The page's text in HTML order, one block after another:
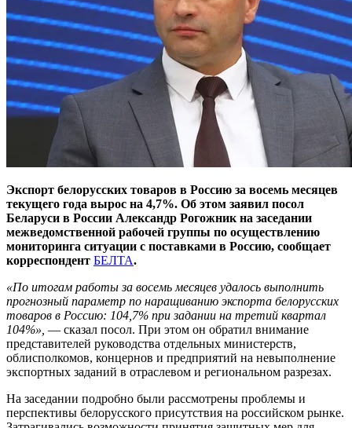
Экспорт белорусских товаров в Россию за восемь месяцев
текущего года вырос на 4,7%. Об этом заявил посол
Беларуси в России Александр Рогожник на заседании
межведомственной рабочей группы по осуществлению
мониторинга ситуации с поставками в Россию, сообщает
корреспондент БЕЛТА.
«По итогам работы за восемь месяцев удалось выполнить
прогнозный параметр по наращиванию экспорта белорусских
товаров в Россию: 104,7% при задании на третий квартал
104%», — сказал посол. При этом он обратил внимание
представителей руководства отдельных министерств,
облисполкомов, концернов и предприятий на невыполнение
экспортных заданий в отраслевом и региональном разрезах.
На заседании подробно были рассмотрены проблемы и
перспективы белорусского присутствия на российском рынке.